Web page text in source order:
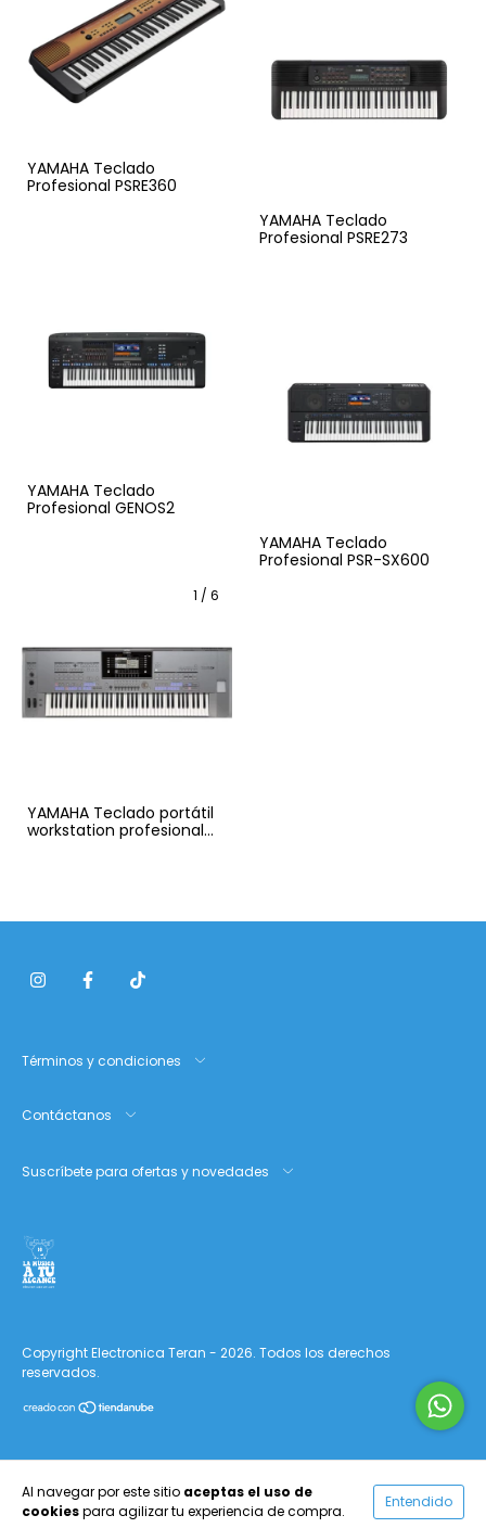
Al navegar por este sitio aceptas el uso de
cookiespara agilizar tu experiencia de compra.
Entendido
YAMAHA Teclado
Profesional PSRE360
YAMAHA Teclado
Profesional PSRE273
YAMAHA Teclado
Profesional GENOS2
YAMAHA Teclado
Profesional PSR-SX600
1 / 6
YAMAHA Teclado portátil
workstation profesional
Términos y condiciones
Contáctanos
Suscríbete para ofertas y novedades
Copyright Electronica Teran - 2026. Todos los derechos
reservados.